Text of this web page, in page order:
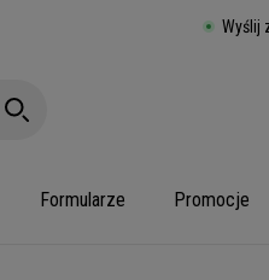
Wyślij
Formularze Promocje